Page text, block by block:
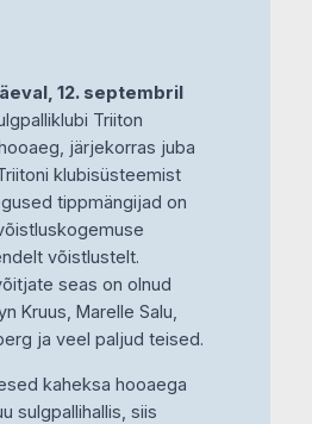
12. septembril
Triiton
järjekorras juba
klubisüsteemist
tippmängijad on
võistlustelt.
seas on olnud
Kruus, Marelle Salu,
ja veel paljud teised.
kaheksa hooaega
sulgpallihallis, siis